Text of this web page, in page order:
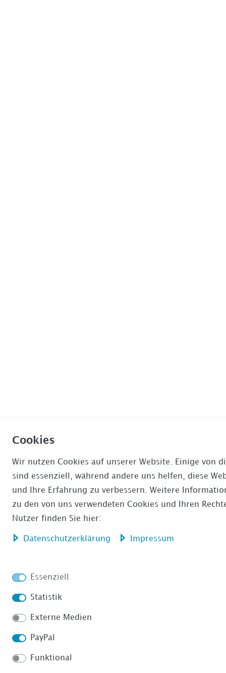
Cookies
Wir nutzen Cookies auf unserer Website. Einige von
sind essenziell, während andere uns helfen, diese
und Ihre Erfahrung zu verbessern. Weitere
zu den von uns verwendeten Cookies und Ihren
Nutzer finden Sie hier:
Daten­schutz­erklärung Impressum
Essenziell
Statistik
Externe Medien
PayPal
Funktional